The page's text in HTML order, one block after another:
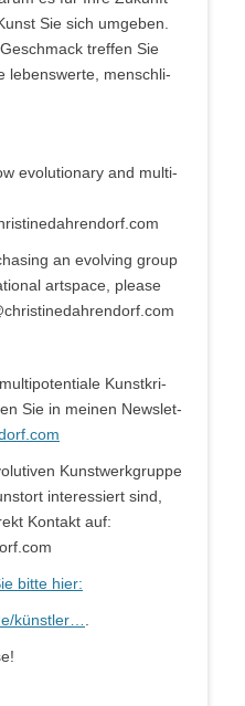
Sie sich umge­ben.
tref­fen Sie
lebens­wer­te, mensch­li­
evo­lu­tio­na­ry and mul­ti­
an evol­ving group
art­space, plea­se
Kunst­kri­
Sie in mei­nen News­let­
Kunst­werk­grup­pe
inter­es­siert sind,
Kon­takt auf:
bit­te hier:
künstler….